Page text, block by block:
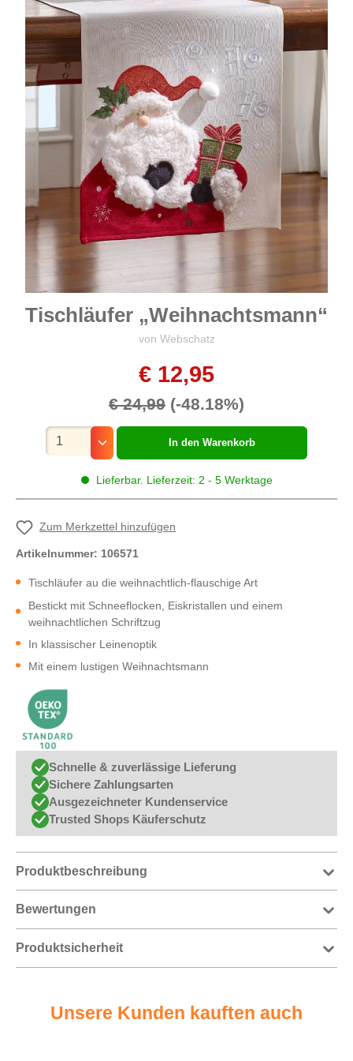
Tischläufer „Weihnachtsmann“
von Webschatz
€ 12,95
€ 24,99 (-48.18%)
Lieferbar. Lieferzeit: 2 - 5 Werktage
Mengenauswahl
In den Warenkorb
Zum Merkzettel hinzufügen
Artikelnummer: 106571
Tischläufer au die weihnachtlich-flauschige Art
Bestickt mit Schneeflocken, Eiskristallen und einem
weihnachtlichen Schriftzug
In klassischer Leinenoptik
Mit einem lustigen Weihnachtsmann
Schnelle & zuverlässige Lieferung
Sichere Zahlungsarten
Ausgezeichneter Kundenservice
Trusted Shops Käuferschutz
Produktbeschreibung
Bewertungen
Produktsicherheit
Unsere Kunden kauften auch